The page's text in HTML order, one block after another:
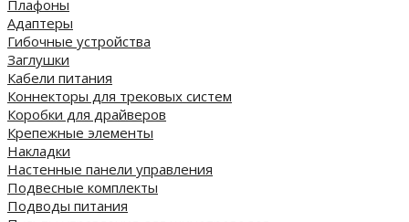
Плафоны
Адаптеры
Гибочные устройства
Заглушки
Кабели питания
Коннекторы для трековых систем
Коробки для драйверов
Крепежные элементы
Накладки
Настенные панели управления
Подвесные комплекты
Подводы питания